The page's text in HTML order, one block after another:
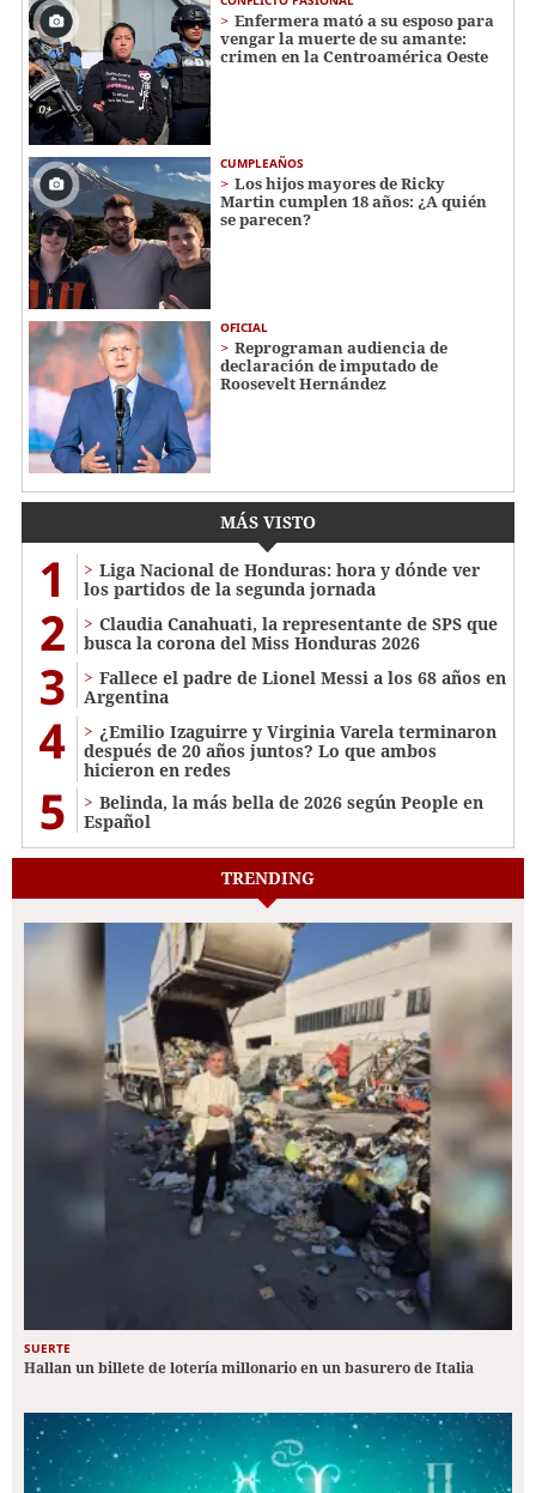
Enfermera mató a su esposo para
vengar la muerte de su amante:
crimen en la Centroamérica Oeste
CUMPLEAÑOS
Los hijos mayores de Ricky
Martin cumplen 18 años: ¿A quién
se parecen?
OFICIAL
Reprograman audiencia de
declaración de imputado de
Roosevelt Hernández
MÁS VISTO
1
Liga Nacional de Honduras: hora y dónde ver
los partidos de la segunda jornada
2
Claudia Canahuati, la representante de SPS que
busca la corona del Miss Honduras 2026
3
Fallece el padre de Lionel Messi a los 68 años en
Argentina
4
¿Emilio Izaguirre y Virginia Varela terminaron
después de 20 años juntos? Lo que ambos
hicieron en redes
5
Belinda, la más bella de 2026 según People en
Español
TRENDING
SUERTE
Hallan un billete de lotería millonario en un basurero de Italia